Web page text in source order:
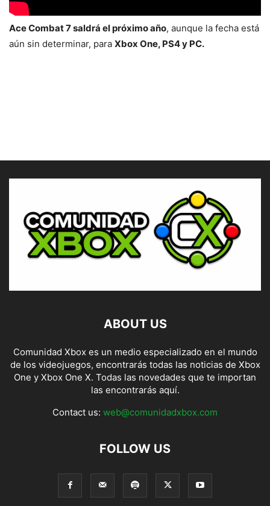
Ace Combat 7 saldrá el próximo año, aunque la fecha está
aún sin determinar, para Xbox One, PS4 y PC.
ABOUT US
Comunidad Xbox es un medio especializado en el mundo
de los videojuegos, encontrarás todas las noticias de Xbox
One y Xbox One X. Todas las novedades que te importan
las encontrarás aquí.
Contact us: web@comunidadxbox.com
FOLLOW US